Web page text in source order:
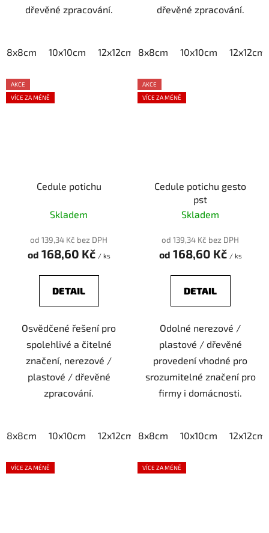
dřevěné zpracování.
8x8cm 10x10cm 12x12cm 15x15cm 20x20cm
dřevěné zpracování.
8x8cm 10x10cm 12x12cm
AKCE
VÍCE ZA MÉNĚ
Cedule potichu
Skladem
od 139,34 Kč bez DPH
od 168,60 Kč / ks
DETAIL
Osvědčené řešení pro
spolehlivé a čitelné
značení, nerezové /
plastové / dřevěné
zpracování.
8x8cm 10x10cm 12x12cm 15x15cm 20x20cm
AKCE
VÍCE ZA MÉNĚ
Cedule potichu gesto
pst
Skladem
od 139,34 Kč bez DPH
od 168,60 Kč / ks
DETAIL
Odolné nerezové /
plastové / dřevěné
provedení vhodné pro
srozumitelné značení pro
firmy i domácnosti.
8x8cm 10x10cm 12x12cm
VÍCE ZA MÉNĚ VÍCE ZA MÉNĚ